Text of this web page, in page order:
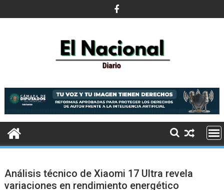
al
Análisis técnico de Xiaomi 17 Ultra revela
variaciones en rendimiento energético